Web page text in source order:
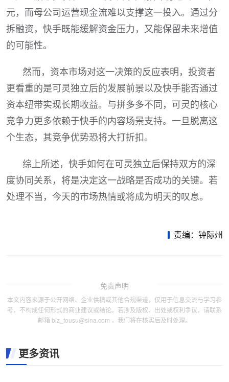
元，而母公司运营现金流难以支撑这一投入。通过分
拆融资，快手既能缓解资金压力，又能保留未来增值
的可能性。
然而，资本市场对这一决策的反应表明，投资者
更看重的是可灵独立后的发展前景以及快手能否通过
资本纽带实现长期收益。与拼多多不同，可灵的核心
竞争力更多依赖于快手的内容场景支持。一旦脱离这
个生态，其竞争优势恐将大打折扣。
综上所述，快手如何在可灵独立后保持双方的深
度协同关系，将是决定这一战略是否成功的关键。若
处理不当，今天的市场热情或将成为明天的叹息。
责编：钟际州
免责声明
本文内容来源于公开网络、企业供稿或其他合规渠道，仅用于信息交流与学习参
考，不构成任何形式的商业建议或结论。若涉及版权、出处或权利争议，请联系
邮箱 biz_tousu@sina.com ，我们将在核实后及时处理。
更多资讯